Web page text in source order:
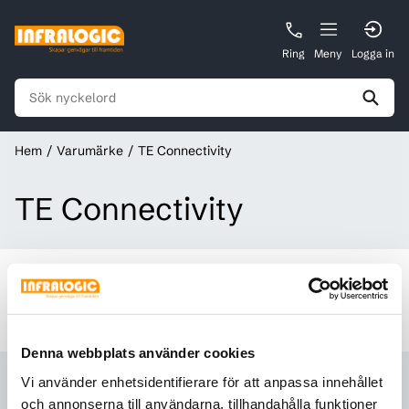
Denna webbplats använder cookies
Vi använder enhetsidentifierare för att anpassa innehållet
och annonserna till användarna, tillhandahålla funktioner
Ring Meny Logga in
Hem Varumärke TE Connectivity
TE Connectivity
Inga resultat
Vi kunde inte hitta några resultat
TE Connectivity har idag lösningar som driver elfordon,
flygplan, digitala fabriker och smarta hem. Innovation som